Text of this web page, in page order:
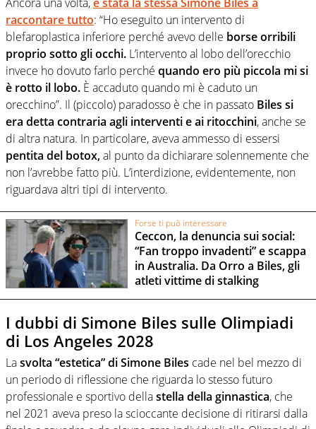
raccontare tutto: “Ho eseguito un intervento di
blefaroplastica inferiore perché avevo delle borse orribili
proprio sotto gli occhi. L’intervento al lobo dell’orecchio
invece ho dovuto farlo perché quando ero più piccola mi si
è rotto il lobo. È accaduto quando mi è caduto un
orecchino”. Il (piccolo) paradosso è che in passato Biles si
era detta contraria agli interventi e ai ritocchini, anche se
di altra natura. In particolare, aveva ammesso di essersi
pentita del botox,al punto da dichiarare solennemente che
non l’avrebbe fatto più. L’interdizione, evidentemente, non
riguardava altri tipi di intervento.
Forse ti può interessare
Ceccon, la denuncia sui social:
“Fan troppo invadenti” e scappa
in Australia. Da Orro a Biles, gli
atleti vittime di stalking
I dubbi di Simone Biles sulle Olimpiadi
di Los Angeles 2028
Lasvolta “estetica” di Simone Biles cade nel bel mezzo di
un periodo di riflessione che riguarda lo stesso futuro
professionale e sportivo dellastella della ginnastica, che
nel 2021 aveva preso la scioccante decisione di ritirarsi dalla